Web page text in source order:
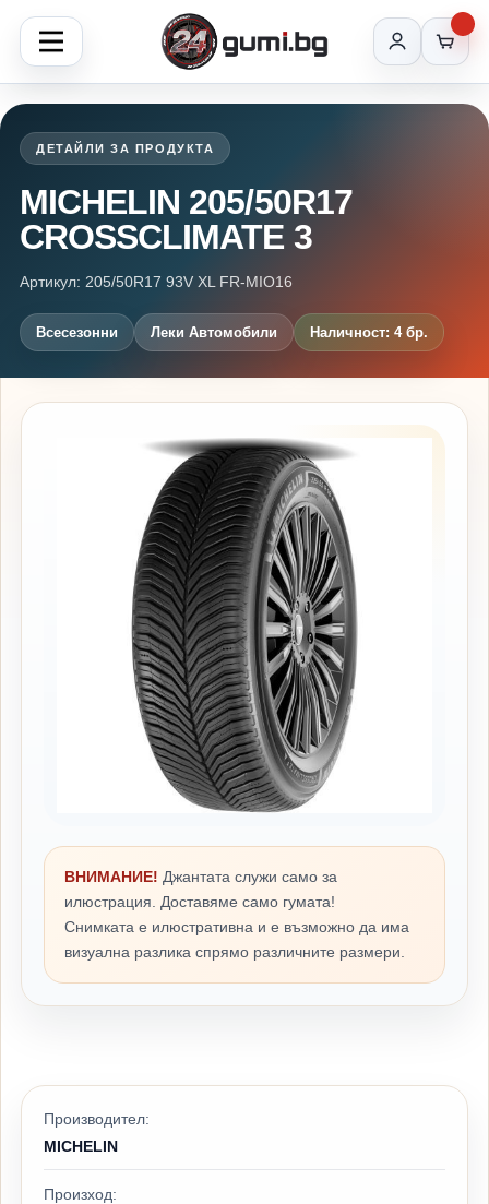
ДЕТАЙЛИ ЗА ПРОДУКТА
MICHELIN 205/50R17
CROSSCLIMATE 3
Артикул: 205/50R17 93V XL FR-MIO16
Всесезонни Леки Автомобили Наличност: 4 бр.
ВНИМАНИЕ! Джантата служи само за
илюстрация. Доставяме само гумата!
Снимката е илюстративна и е възможно да има
визуална разлика спрямо различните размери.
Производител:
MICHELIN
Произход: